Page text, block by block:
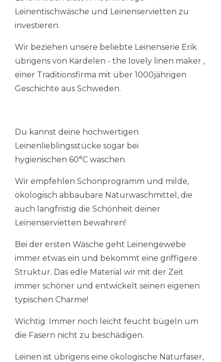
Leinentischwäsche und Leinenservietten zu
investieren.
Wir beziehen unsere beliebte Leinenserie Erik
übrigens von Kardelen - the lovely linen maker ,
einer Traditionsfirma mit über 1000jährigen
Geschichte aus Schweden.
Du kannst deine hochwertigen
Leinenlieblingsstücke sogar bei
hygienischen 60°C waschen.
Wir empfehlen Schonprogramm und milde,
ökologisch abbaubare Naturwaschmittel, die
auch langfristig die Schönheit deiner
Leinenservietten bewahren!
Bei der ersten Wäsche geht Leinengewebe
immer etwas ein und bekommt eine griffigere
Struktur. Das edle Material wir mit der Zeit
immer schöner und entwickelt seinen eigenen
typischen Charme!
Wichtig: Immer noch leicht feucht bügeln um
die Fasern nicht zu beschädigen.
Leinen ist übrigens eine ökologische Naturfaser,